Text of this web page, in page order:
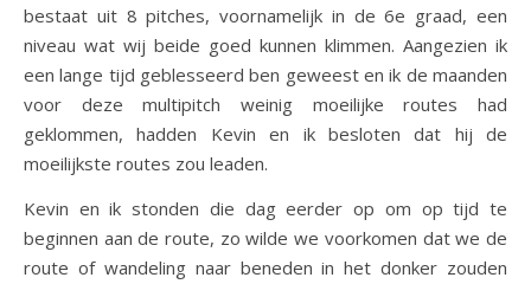
bestaat uit 8 pitches, voornamelijk in de 6e graad, een
niveau wat wij beide goed kunnen klimmen. Aangezien ik
een lange tijd geblesseerd ben geweest en ik de maanden
voor deze multipitch weinig moeilijke routes had
geklommen, hadden Kevin en ik besloten dat hij de
moeilijkste routes zou leaden.
Kevin en ik stonden die dag eerder op om op tijd te
beginnen aan de route, zo wilde we voorkomen dat we de
route of wandeling naar beneden in het donker zouden